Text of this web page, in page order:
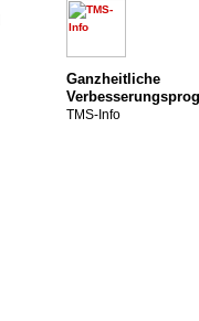
Ganzheitliche
TMS-Info